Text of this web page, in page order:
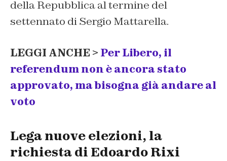
della Repubblica al termine del
settennato di Sergio Mattarella.
LEGGI ANCHE > Per Libero, il
referendum non è ancora stato
approvato, ma bisogna già andare al
voto
Lega nuove elezioni, la
richiesta di Edoardo Rixi